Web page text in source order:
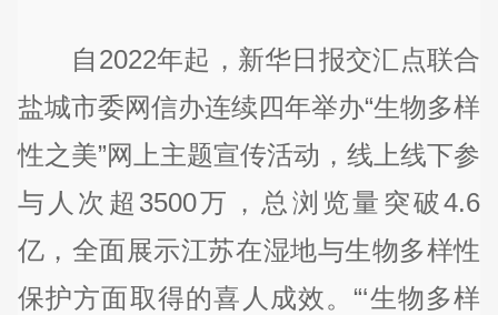
自2022年起，新华日报交汇点联合
盐城市委网信办连续四年举办“生物多样
性之美”网上主题宣传活动，线上线下参
与人次超3500万，总浏览量突破4.6
亿，全面展示江苏在湿地与生物多样性
保护方面取得的喜人成效。“‘生物多样